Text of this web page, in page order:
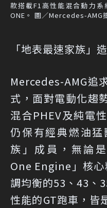
款搭載F1高性能混合動力
ONE。 圖／Mercedes-AMG
「地表最速家族」
Mercedes-AMG追
式，面對電動化趨
混合PHEV及純電
仍保有經典燃油
族」成員，無論
One Engine」核
調均衡的53、43、
性能的GT跑車，皆